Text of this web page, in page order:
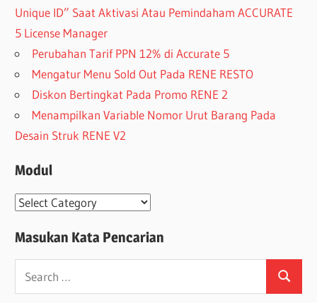
Unique ID” Saat Aktivasi Atau Pemindaham ACCURATE
5 License Manager
Perubahan Tarif PPN 12% di Accurate 5
Mengatur Menu Sold Out Pada RENE RESTO
Diskon Bertingkat Pada Promo RENE 2
Menampilkan Variable Nomor Urut Barang Pada
Desain Struk RENE V2
Modul
Modul
Masukan Kata Pencarian
Search